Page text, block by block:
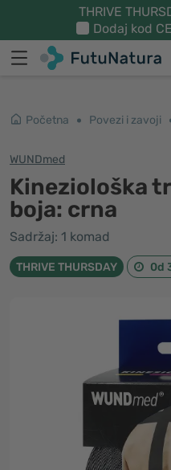
THRIVE
Dodaj kod
Početna Povezi i zavoji
WUNDmed
Kineziološka
boja: crna
Sadržaj: 1 komad
THRIVE THURSDAY 0d